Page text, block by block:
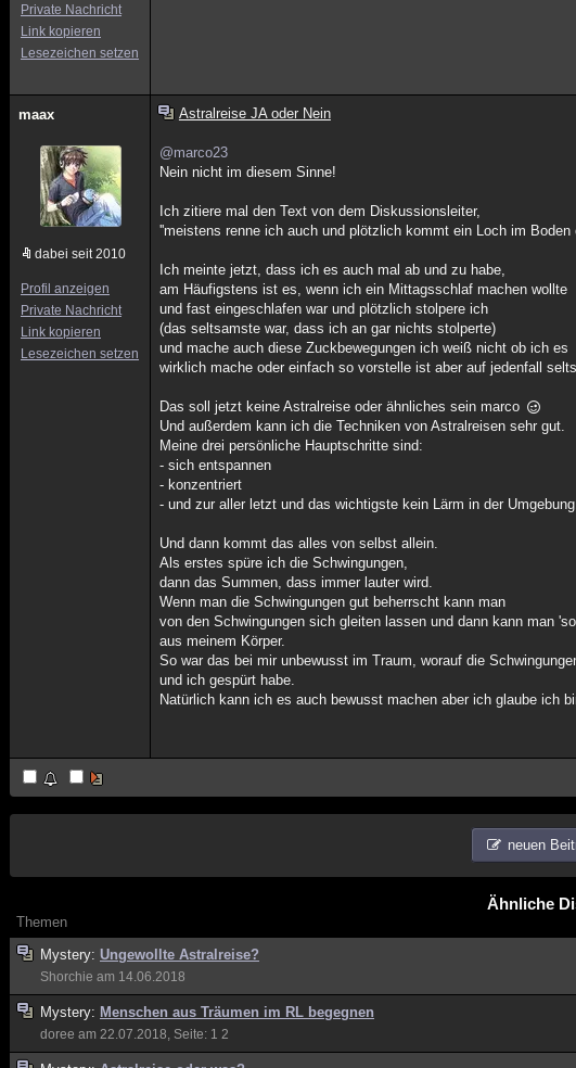
Private Nachricht
Link kopieren
Lesezeichen setzen
maax
dabei seit 2010
Profil anzeigen
Private Nachricht
Link kopieren
Lesezeichen setzen
Astralreise JA oder Nein
@marco23
Nein nicht im diesem Sinne!
Ich zitiere mal den Text von dem Diskussionsleiter,
''meistens renne ich auch und plötzlich kommt ein Loch im
Ich meinte jetzt, dass ich es auch mal ab und zu habe,
am Häufigstens ist es, wenn ich ein Mittagsschlaf machen wollte
und fast eingeschlafen war und plötzlich stolpere ich
(das seltsamste war, dass ich an gar nichts stolperte)
und mache auch diese Zuckbewegungen ich weiß nicht ob ich es
wirklich mache oder einfach so vorstelle ist aber auf jedenfall
Das soll jetzt keine Astralreise oder ähnliches sein marco
Und außerdem kann ich die Techniken von Astralreisen sehr gut.
Meine drei persönliche Hauptschritte sind:
- sich entspannen
- konzentriert
- und zur aller letzt und das wichtigste kein Lärm in der
Und dann kommt das alles von selbst allein.
Als erstes spüre ich die Schwingungen,
dann das Summen, dass immer lauter wird.
Wenn man die Schwingungen gut beherrscht kann man
von den Schwingungen sich gleiten lassen und dann kann man
aus meinem Körper.
So war das bei mir unbewusst im Traum, worauf die
und ich gespürt habe.
Natürlich kann ich es auch bewusst machen aber ich glaube ich
neuen
Ähnliche
Themen
Mystery: Ungewollte Astralreise?
Shorchie am 14.06.2018
Mystery: Menschen aus Träumen im RL begegnen
doree am 22.07.2018, Seite: 1 2